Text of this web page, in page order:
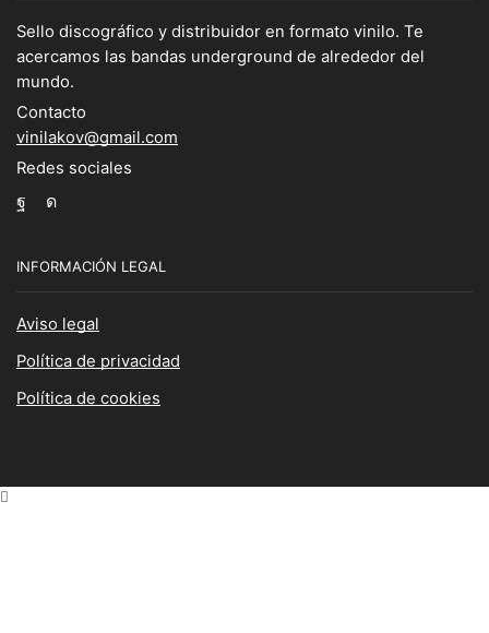
Sello discográfico y distribuidor en formato vinilo. Te
acercamos las bandas underground de alrededor del
mundo.
Contacto
vinilakov@gmail.com
Redes sociales
Facebook
Instagram
INFORMACIÓN LEGAL
Aviso legal
Política de privacidad
Política de cookies